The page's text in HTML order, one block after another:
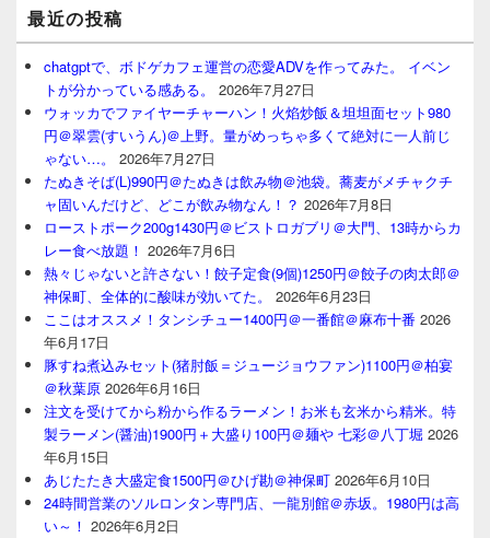
最近の投稿
chatgptで、ボドゲカフェ運営の恋愛ADVを作ってみた。 イベン
トが分かっている感ある。
2026年7月27日
ウォッカでファイヤーチャーハン！火焰炒飯＆坦坦面セット980
円＠翠雲(すいうん)＠上野。量がめっちゃ多くて絶対に一人前じ
ゃない…。
2026年7月27日
たぬきそば(L)990円＠たぬきは飲み物＠池袋。蕎麦がメチャクチ
ャ固いんだけど、どこが飲み物なん！？ 2026年7月8日
ローストポーク200g1430円＠ビストロガブリ＠大門、13時からカ
レー食べ放題！ 2026年7月6日
熱々じゃないと許さない！餃子定食(9個)1250円＠餃子の肉太郎＠
神保町、全体的に酸味が効いてた。
2026年6月23日
ここはオススメ！タンシチュー1400円＠一番館＠麻布十番 2026
年6月17日
豚すね煮込みセット(猪肘飯＝ジュージョウファン)1100円＠柏宴
＠秋葉原 2026年6月16日
注文を受けてから粉から作るラーメン！お米も玄米から精米。特
製ラーメン(醤油)1900円＋大盛り100円＠麺や 七彩＠八丁堀 2026
年6月15日
あじたたき大盛定食1500円＠ひげ勘＠神保町 2026年6月10日
24時間営業のソルロンタン専門店、一龍別館＠赤坂。1980円は高
い～！ 2026年6月2日